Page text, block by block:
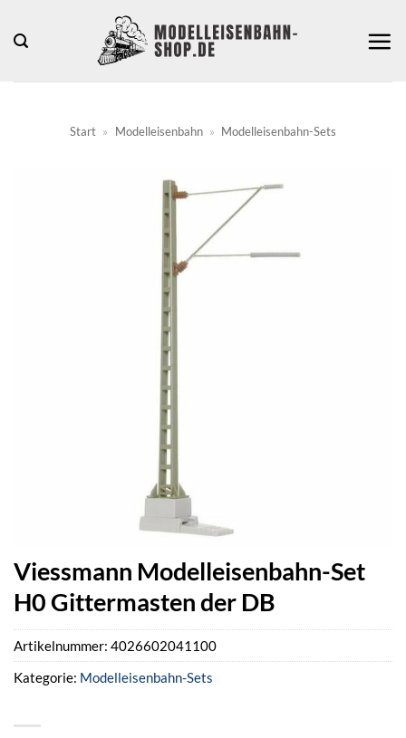
Inhalt
Start » Modelleisenbahn » Modelleisenbahn-Sets
Viessmann Modelleisenbahn-Set
H0 Gittermasten der DB
Artikelnummer: 4026602041100
Kategorie: Modelleisenbahn-Sets